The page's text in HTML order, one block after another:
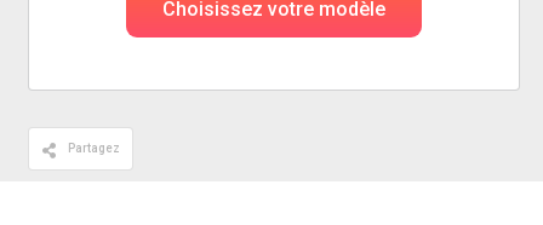
Choisissez votre modèle
Partagez